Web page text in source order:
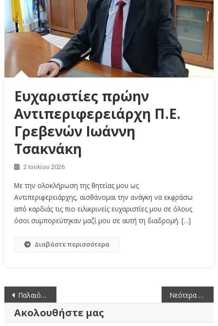
Ευχαριστίες πρώην
Αντιπεριφερειάρχη Π.Ε.
Γρεβενών Ιωάννη
Τσακνάκη
2 Ιουλίου 2026
Με την ολοκλήρωση της θητείας μου ως
Αντιπεριφερειάρχης, αισθάνομαι την ανάγκη να εκφράσω
από καρδιάς τις πιο ειλικρινείς ευχαριστίες μου σε όλους
όσοι συμπορεύτηκαν μαζί μου σε αυτή τη διαδρομή. […]
Διαβάστε περισσότερα
Πλοήγηση
άρθρων
Παλαιότερα άρθρα Νεότερα άρθρα
Ακολουθήστε μας